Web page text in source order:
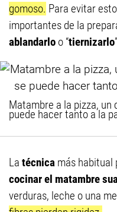
gomoso. Para evitar
importantes de la
ablandarlo o “tiernizarlo
Matambre a la pizza, un
puede hacer tanto a la
La técnica más habitual
cocinar el matambre
verduras, leche o una